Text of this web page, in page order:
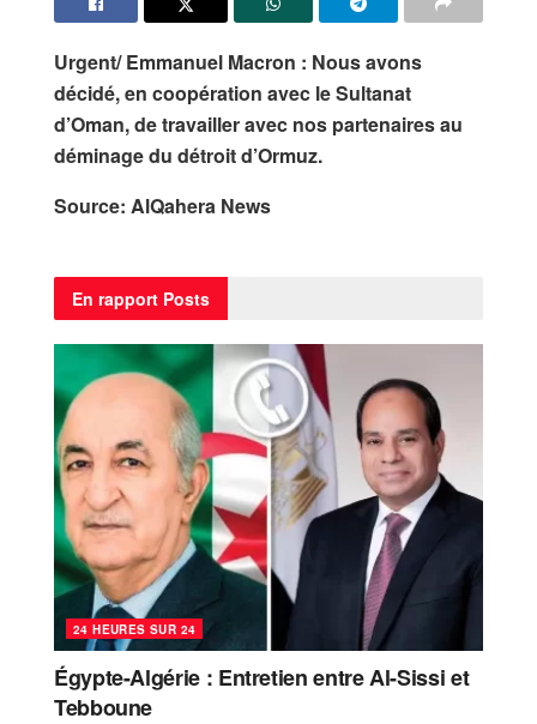
Urgent/ Emmanuel Macron : Nous avons
décidé, en coopération avec le Sultanat
d’Oman, de travailler avec nos partenaires au
déminage du détroit d’Ormuz.
Source: AlQahera News
En rapport Posts
24 HEURES SUR 24
Égypte-Algérie : Entretien entre Al-Sissi et
Tebboune